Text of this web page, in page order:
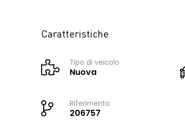
Caratteristiche
Tipo di veicolo
Nuova
Riferimento
206757